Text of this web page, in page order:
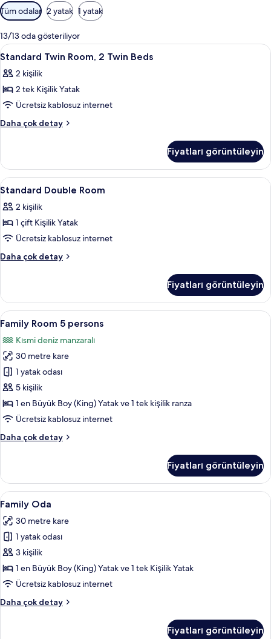
Odalar
için
mevcut
filtreler
Tüm odalar 2 yatak 1 yatak
13/13 oda gösteriliyor
Standard
Twin
Room,
2
Twin
Beds
fotoğrafları
görün
Kaliteli yatak takımı, masa, ücretsiz
5
Standard Twin Room, 2 Twin Beds
2 kişilik
2 tek Kişilik Yatak
Ücretsiz kablosuz internet
Daha çok detay
Standard
Twin
Beds
hakkında
fazla
detay
Fiyatları görüntüleyin
Standard
Double
Room
için
tüm
fotoğrafları
Kaliteli yatak takımı, masa, ücretsiz
6
Standard Double Room
2 kişilik
1 çift Kişilik Yatak
Ücretsiz kablosuz internet
Daha çok detay
Standard
daha
fazla
detay
Fiyatları görüntüleyin
Family
Room
5
persons
için
tüm
fotoğrafları
görün
Kaliteli yatak takımı, masa, ücretsiz
5
Family Room 5 persons
Kısmi deniz manzaralı
30 metre kare
1 yatak odası
5 kişilik
1 en Büyük Boy (King) Yatak ve 1 tek kişilik ranza
Ücretsiz kablosuz internet
Daha çok detay
Family
hakkında
daha
fazla
Fiyatları görüntüleyin
Family
Oda
için
tüm
fotoğrafları
görün
Kaliteli yatak takımı, masa, ücretsiz
6
Family Oda
30 metre kare
1 yatak odası
3 kişilik
1 en Büyük Boy (King) Yatak ve 1 tek Kişilik Yatak
Ücretsiz kablosuz internet
Daha çok detay
Family
Fiyatları görüntüleyin